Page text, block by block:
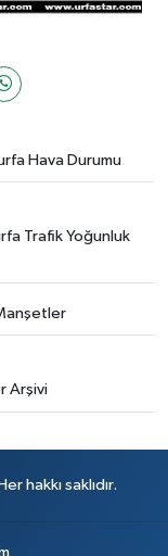
Hava Durumu
Trafik Yoğunluk
Arşivi
hakkı saklıdır.